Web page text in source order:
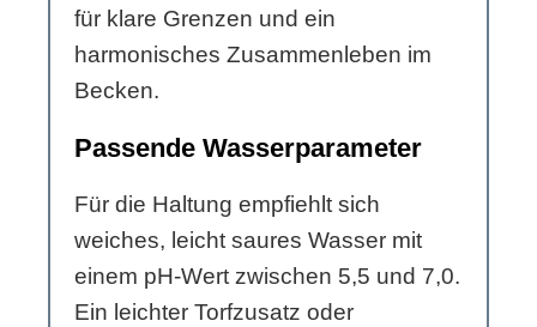
für klare Grenzen und ein
harmonisches Zusammenleben im
Becken.
Passende Wasserparameter
Für die Haltung empfiehlt sich
weiches, leicht saures Wasser mit
einem pH-Wert zwischen 5,5 und 7,0.
Ein leichter Torfzusatz oder